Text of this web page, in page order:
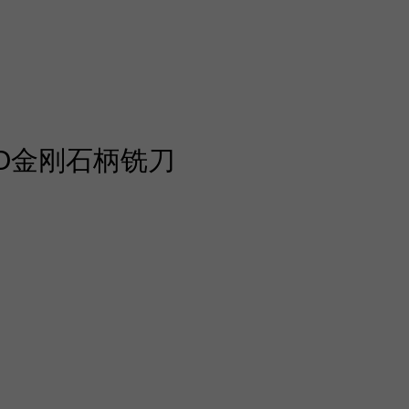
刚石柄铣刀